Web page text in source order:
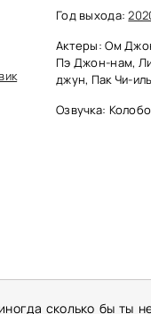
Год выхода:
Актеры: Ом
Пэ Джон-нам,
джун, Пак Чи-
Озвучка:
сколько бы ты